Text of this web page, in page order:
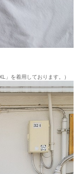
」を着用しております。）